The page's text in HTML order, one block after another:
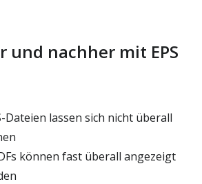
und nachher mit EPS
Dateien lassen sich nicht überall
können fast überall angezeigt